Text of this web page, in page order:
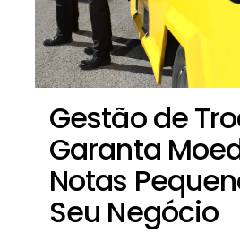
Gestão de
Garanta
Notas
Seu Negócio